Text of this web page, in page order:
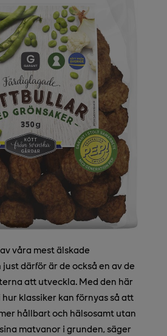
våra mest älskade
därför är de också en av de
att utveckla. Med den här
klassiker kan förnyas så att
hållbart och hälsosamt utan
matvanor i grunden, säger